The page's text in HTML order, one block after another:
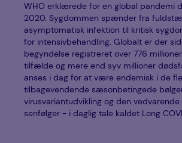
WHO erklærede for en global pandemi
2020. Sygdommen spænder fra
asymptomatisk infektion til kritisk
for intensivbehandling. Globalt er der
begyndelse registreret over 776
tilfælde og mere end syv millioner
anses i dag for at være endemisk i de
tilbagevendende sæsonbetingede
virusvariantudvikling og den
senfølger - i daglig tale kaldet Long